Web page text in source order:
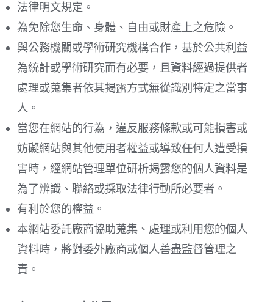
法律明文規定。
為免除您生命、身體、自由或財產上之危險。
與公務機關或學術研究機構合作，基於公共利益
為統計或學術研究而有必要，且資料經過提供者
處理或蒐集者依其揭露方式無從識別特定之當事
人。
當您在網站的行為，違反服務條款或可能損害或
妨礙網站與其他使用者權益或導致任何人遭受損
害時，經網站管理單位研析揭露您的個人資料是
為了辨識、聯絡或採取法律行動所必要者。
有利於您的權益。
本網站委託廠商協助蒐集、處理或利用您的個人
資料時，將對委外廠商或個人善盡監督管理之
責。